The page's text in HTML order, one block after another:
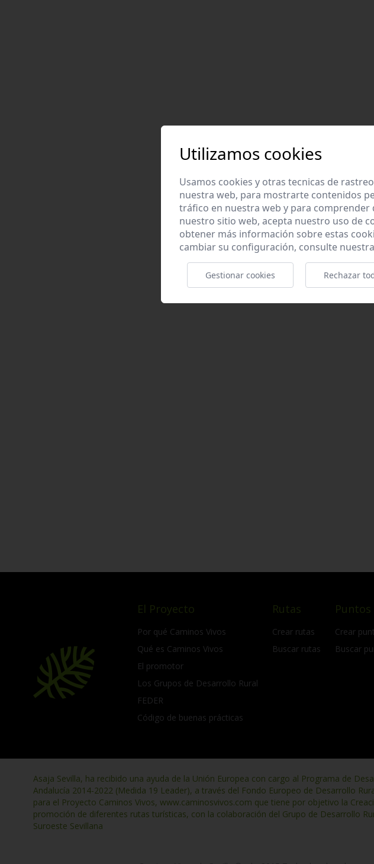
El Proyecto
Por qué Caminos Vivos
Qué es Caminos Vivos
El promotor
Los Grupos de Desarrollo Rural
FEDER
Código de buenas prácticas
Rutas
Crear rutas
Buscar rutas
Crear
Buscar
Asaja Sevilla, ha recibido una ayuda de la Unión Europea con cargo al Programa de
Andalucía 2014-2022 (Medida 19 Leader), a través del Fondo Europeo de Desarrollo
para el Proyecto Caminos Vivos, www.caminosvivos.com que tiene por objetivo la
promoción de diferentes rutas turísticas, con la colaboración del Grupo de Desarrollo
Suroeste Sevillana
Utilizamos cookies
Usamos cookies y otras tecnicas de
nuestra web, para mostrarte contenidos
tráfico en nuestra web y para
nuestro sitio web, acepta nuestro uso de
obtener más información sobre estas
cambiar su configuración, consulte nuestra
Gestionar cookies Rechazar